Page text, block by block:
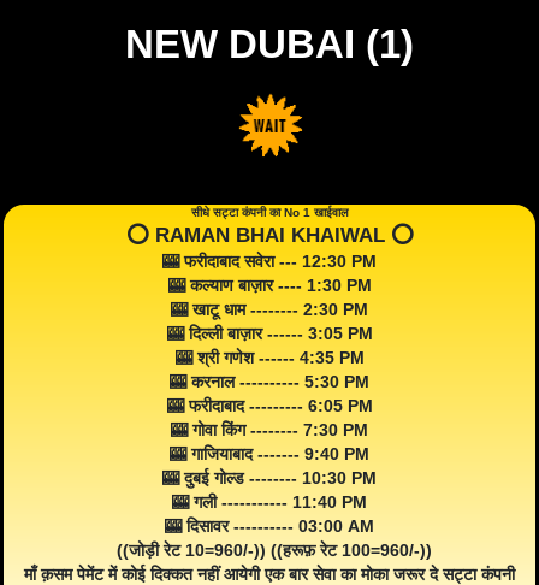
NEW DUBAI (1)
सीधे सट्टा कंपनी का No 1 खाईवाल
⭕️ RAMAN BHAI KHAIWAL ⭕️
🎰 फरीदाबाद सवेरा --- 12:30 PM
🎰 कल्याण बाज़ार ---- 1:30 PM
🎰 खाटू धाम -------- 2:30 PM
🎰 दिल्ली बाज़ार ------ 3:05 PM
🎰 श्री गणेश ------ 4:35 PM
🎰 करनाल ---------- 5:30 PM
🎰 फरीदाबाद --------- 6:05 PM
🎰 गोवा किंग -------- 7:30 PM
🎰 गाजियाबाद ------- 9:40 PM
🎰 दुबई गोल्ड -------- 10:30 PM
🎰 गली ----------- 11:40 PM
🎰 दिसावर ---------- 03:00 AM
((जोड़ी रेट 10=960/-)) ((हरूफ़ रेट 100=960/-))
माँ क़सम पेमेंट में कोई दिक्कत नहीं आयेगी एक बार सेवा का मोका जरूर दे सट्टा कंपनी